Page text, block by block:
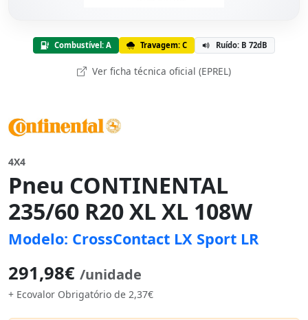
Combustível: A Travagem: C Ruído: B 72dB
Ver ficha técnica oficial (EPREL)
4X4
Pneu CONTINENTAL
235/60 R20 XL XL 108W
Modelo: CrossContact LX Sport LR
291,98€ /unidade
+ Ecovalor Obrigatório de 2,37€